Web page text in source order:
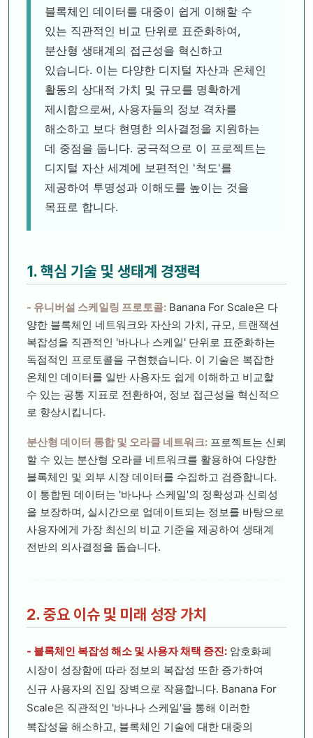
블록체인 데이터를 대중이 쉽게 이해할 수
있는 직관적인 비교 단위로 표준화하여,
분산형 생태계의 접근성을 혁신하고
있습니다. 이는 다양한 디지털 자산과 온체인
활동의 상대적 가치 및 규모를 명확하게
제시함으로써, 사용자들의 정보 격차를
해소하고 보다 현명한 의사결정을 지원하는
데 중점을 둡니다. 궁극적으로 이 프로젝트는
디지털 자산 세계에 보편적인 '척도'를
제공하여 투명성과 이해도를 높이는 것을
목표로 합니다.
1. 핵심 기술 및 생태계 경쟁력
- 유니버설 스케일링 프로토콜: Banana For Scale은 다
양한 블록체인 네트워크와 자산의 가치, 규모, 트랜잭션
복잡성을 직관적인 '바나나 스케일' 단위로 표준화하는
독점적인 프로토콜을 구현했습니다. 이 기술은 복잡한
온체인 데이터를 일반 사용자도 쉽게 이해하고 비교할
수 있는 공통 지표로 전환하여, 정보 접근성을 혁신적으
로 향상시킵니다.
분산형 데이터 통합 및 오라클 네트워크: 프로젝트는 신뢰
할 수 있는 분산형 오라클 네트워크를 활용하여 다양한
블록체인 및 외부 시장 데이터를 수집하고 검증합니다.
이 통합된 데이터는 '바나나 스케일'의 정확성과 신뢰성
을 보장하며, 실시간으로 업데이트되는 정보를 바탕으로
사용자에게 가장 최신의 비교 기준을 제공하여 생태계
전반의 의사결정을 돕습니다.
2. 중요 이슈 및 미래 성장 가치
- 블록체인 복잡성 해소 및 사용자 채택 증진: 암호화폐
시장이 성장함에 따라 정보의 복잡성 또한 증가하여
신규 사용자의 진입 장벽으로 작용합니다. Banana For
Scale은 직관적인 '바나나 스케일'을 통해 이러한
복잡성을 해소하고, 블록체인 기술에 대한 대중의